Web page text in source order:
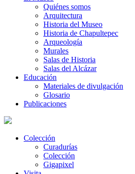
Quiénes somos
Arquitectura
Historia del Museo
Historia de Chapultepec
Arqueología
Murales
Salas de Historia
Salas del Alcázar
Educación
Materiales de divulgación
Glosario
Publicaciones
Colección
Curadurías
Colección
Gigapixel